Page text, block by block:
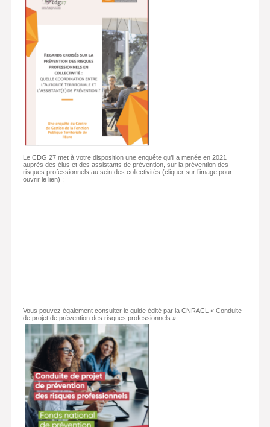
Le CDG 27 met à votre disposition une enquête qu’il a menée en 2021
auprès des élus et des assistants de prévention, sur la prévention des
risques professionnels au sein des collectivités (cliquer sur l’image pour
ouvrir le lien) :
Vous pouvez également consulter le guide édité par la CNRACL « Conduite
de projet de prévention des risques professionnels »